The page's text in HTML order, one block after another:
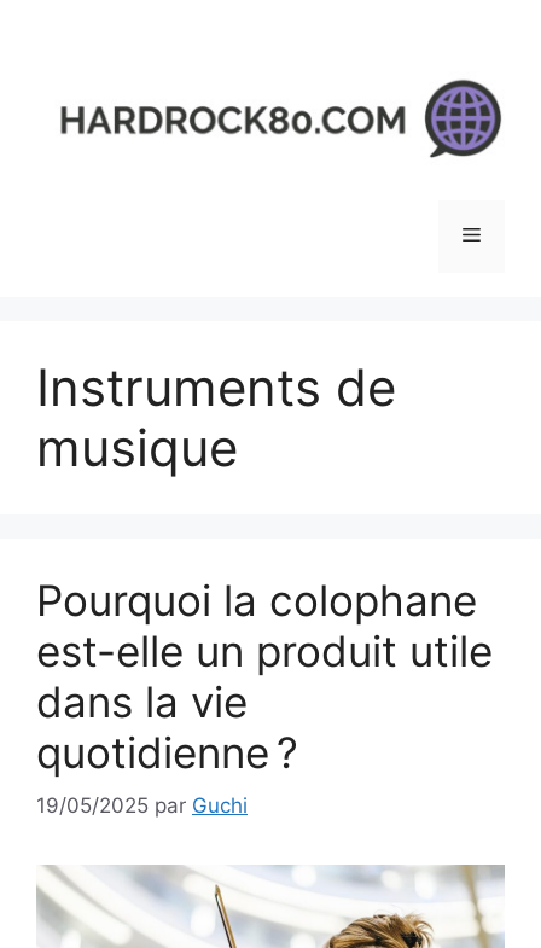
Menu
Instruments de
musique
Pourquoi la colophane
est-elle un produit utile
dans la vie
quotidienne ?
19/05/2025 par Guchi